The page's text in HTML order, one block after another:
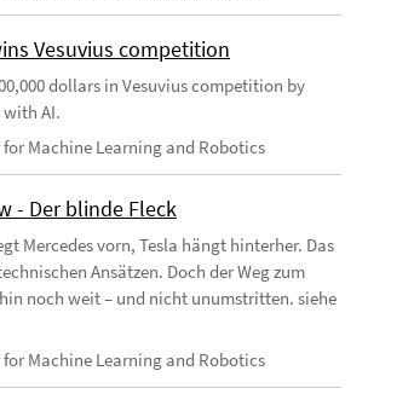
Vesuvius competition
dollars in Vesuvius competition by
AI.
for Machine Learning and Robotics
- Der blinde Fleck
Mercedes vorn, Tesla hängt hinterher. Das
Ansätzen. Doch der Weg zum
noch weit – und nicht unumstritten. siehe
for Machine Learning and Robotics